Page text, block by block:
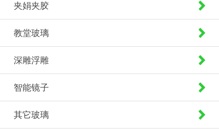
夹娟夹胶
教堂玻璃
深雕浮雕
智能镜子
其它玻璃